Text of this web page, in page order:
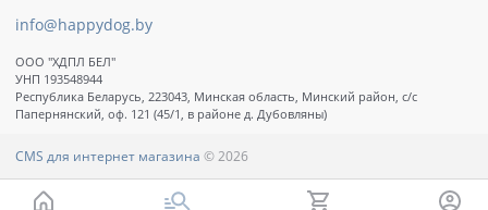
info@happydog.by
ООО "ХДПЛ БЕЛ"
УНП 193548944
Республика Беларусь, 223043, Минская область, Минский район, с/с
Папернянский, оф. 121 (45/1, в районе д. Дубовляны)
CMS для интернет магазина © 2026